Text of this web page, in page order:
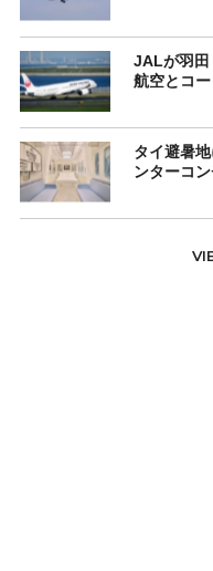
JALが羽田
航空とコ
タイ避暑
ンターコ